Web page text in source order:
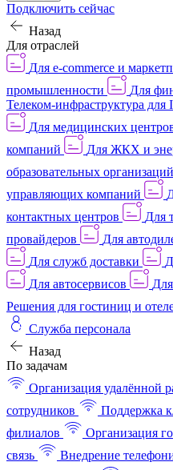
Подключить сейчас
Назад
Для отраслей
Для e-commerce и
промышленности
Для
Телеком-инфраструктура для
Для медицинских
компаний
Для ЖКХ и
образовательных организаций
управляющих компаний
контактных центров
Для
провайдеров
Для
Для служб доставки
Для автосервисов
Решения для гостиниц и
Служба персонала
Назад
По задачам
Организация удалённой
сотрудников
Поддержка
филиалов
Организация
связь
Внедрение